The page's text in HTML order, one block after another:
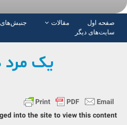
صفحە اول مقالات جنبش‌های
سایت‌های دیگر
یک مرد
into the site to view this content.